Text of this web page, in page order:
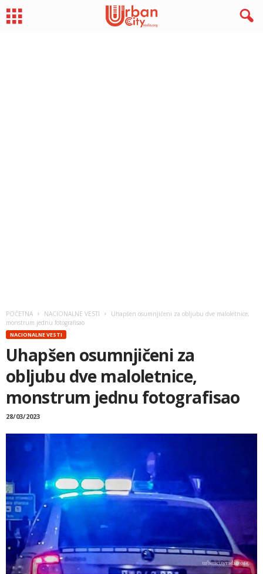
POČETNA NACIONALNE VESTI
Uhapšen osumnjičeni za obljubu dve maloletnice,
monstrum jednu fotografisao
NACIONALNE VESTI
Uhapšen osumnjičeni za
obljubu dve maloletnice,
monstrum jednu fotografisao
28/03/2023